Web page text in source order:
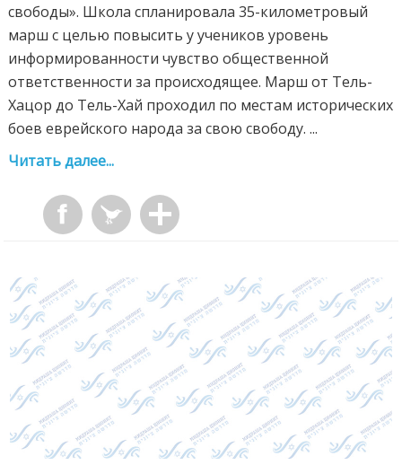
свободы». Школа спланировала 35-километровый
марш с целью повысить у учеников уровень
информированности чувство общественной
ответственности за происходящее. Марш от Тель-
Хацор до Тель-Хай проходил по местам исторических
боев еврейского народа за свою свободу. ...
Читать далее...